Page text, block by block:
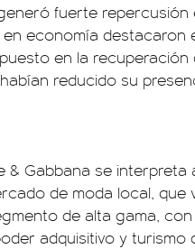
fuerte
economía destacaron
en la recuperación
reducido su
& Gabbana se
de moda local, que
de alta gama,
adquisitivo y turismo